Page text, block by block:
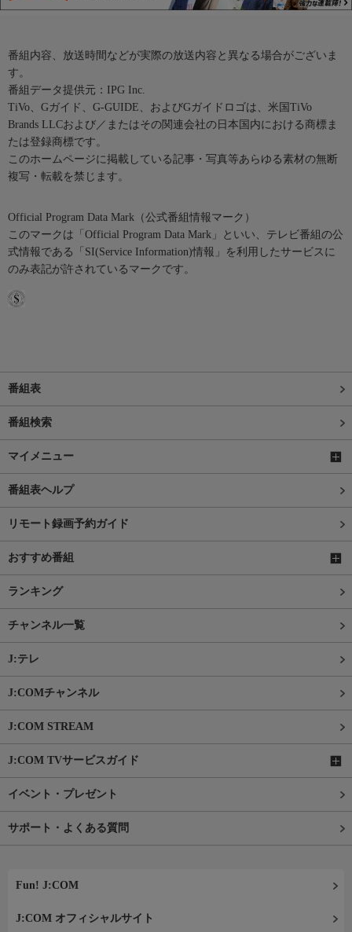
番組内容、放送時間などが実際の放送内容と異なる場合がございま
す。
番組データ提供元：IPG Inc.
TiVo、Gガイド、G-GUIDE、およびGガイドロゴは、米国TiVo
Brands LLCおよび／またはその関連会社の日本国内における商標ま
たは登録商標です。
このホームページに掲載している記事・写真等あらゆる素材の無断
複写・転載を禁じます。
Official Program Data Mark（公式番組情報マーク）
このマークは「Official Program Data Mark」といい、テレビ番組の公
式情報である「SI(Service Information)情報」を利用したサービスに
のみ表記が許されているマークです。
番組表
番組検索
マイメニュー
番組表ヘルプ
リモート録画予約ガイド
おすすめ番組
ランキング
チャンネル一覧
J:テレ
J:COMチャンネル
J:COM STREAM
J:COM TVサービスガイド
イベント・プレゼント
サポート・よくある質問
Fun! J:COM
J:COM オフィシャルサイト